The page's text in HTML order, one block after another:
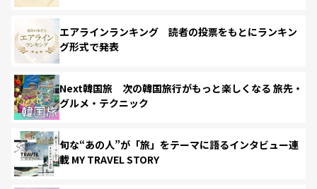
エアラインランキング 読者の投票をもとにランキン
グ形式で発表
Next韓国旅 次の韓国旅行がもっと楽しくなる 旅先・
グルメ・テクニック
旬な“あの人”が「旅」をテーマに語るインタビュー連
載 MY TRAVEL STORY